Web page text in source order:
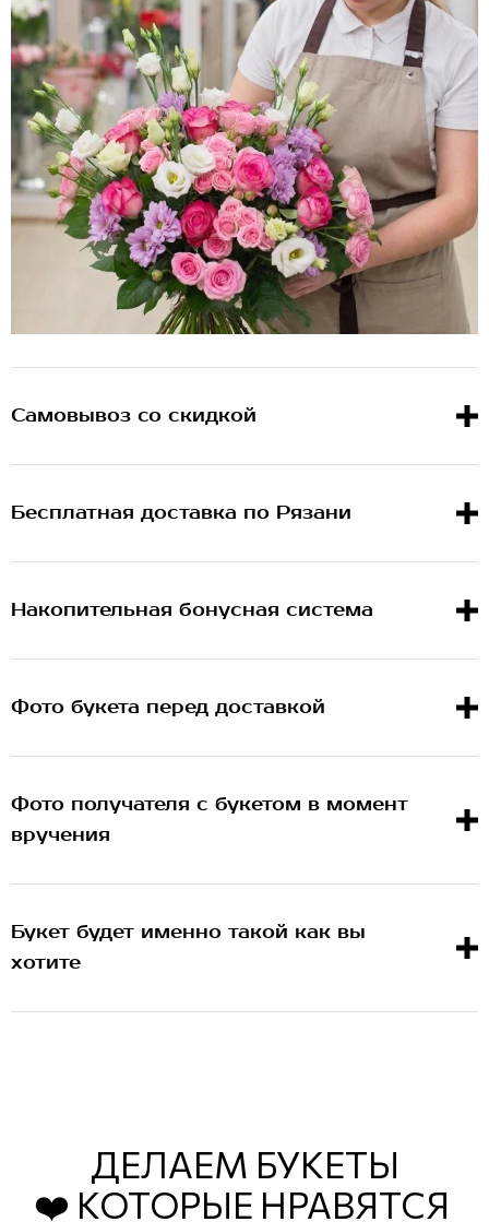
Самовывоз со скидкой
Бесплатная доставка по Рязани
Накопительная бонусная система
Фото букета перед доставкой
Фото получателя с букетом в момент
вручения
Букет будет именно такой как вы
хотите
ДЕЛАЕМ БУКЕТЫ
❤️ КОТОРЫЕ НРАВЯТСЯ